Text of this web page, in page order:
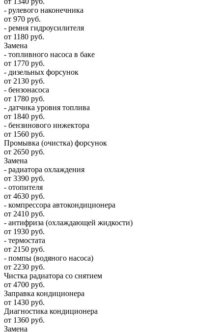
- рулевого наконечника
от 970 руб.
- ремня гидроусилителя
от 1180 руб.
Замена
- топливного насоса в баке
от 1770 руб.
- дизельных форсунок
от 2130 руб.
- бензонасоса
от 1780 руб.
- датчика уровня топлива
от 1840 руб.
- бензинового инжектора
от 1560 руб.
Промывка (очистка) форсунок
от 2650 руб.
Замена
- радиатора охлаждения
от 3390 руб.
- отопителя
от 4630 руб.
- компрессора автокондиционера
от 2410 руб.
- антифриза (охлаждающей жидкости)
от 1930 руб.
- термостата
от 2150 руб.
- помпы (водяного насоса)
от 2230 руб.
Чистка радиатора со снятием
от 4700 руб.
Заправка кондиционера
от 1430 руб.
Диагностика кондиционера
от 1360 руб.
Замена